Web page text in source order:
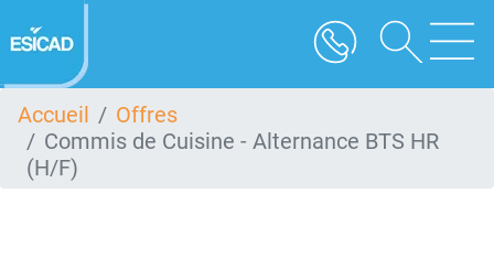
au
contenu
Accueil
Offres
Commis de Cuisine - Alternance BTS HR
(H/F)